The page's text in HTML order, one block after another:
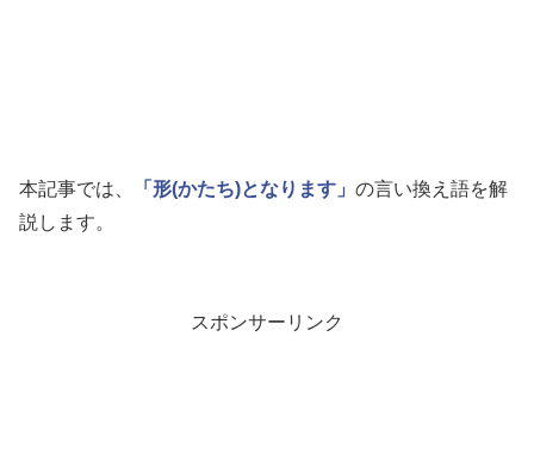
本記事では、 「形(かたち)となります」 の言い換え語を解
説します。
スポンサーリンク